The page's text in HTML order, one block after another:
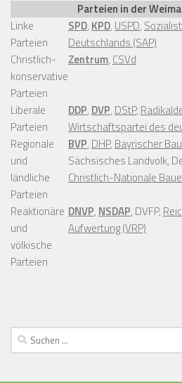
Parteien in der
Linke
Parteien
SPD, KPD, USPD,
Deutschlands (SAP)
Christlich-
konservative
Parteien
Zentrum, CSVd
Liberale
Parteien
DDP, DVP, DStP,
Wirtschaftspartei des
Regionale
und
ländliche
Parteien
BVP, DHP, Bayrischer
Sächsisches Landvolk,
Christlich-Nationale
Reaktionäre
und
völkische
Parteien
DNVP, NSDAP, DVFP,
Aufwertung (VRP)
Suchen
nach: